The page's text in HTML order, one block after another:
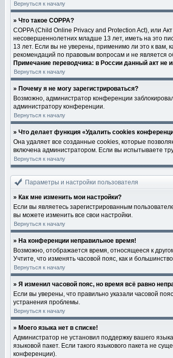
Вернуться к началу
» Что такое COPPA?
COPPA (Child Online Privacy and Protection Act), или
несовершеннолетних младше 13 лет, иметь на это
13 лет. Если вы не уверены, применимо ли это к вам,
рекомендаций по правовым вопросам и не является
Примечание переводчика: в России данный акт не
Вернуться к началу
» Почему я не могу зарегистрироваться?
Возможно, администратор конференции
администратору конференции.
Вернуться к началу
» Что делает функция «Удалить cookies
Она удаляет все созданные cookies, которые
включена администратором. Если вы испытываете
Вернуться к началу
Параметры и настройки пользователя
» Как мне изменить мои настройки?
Если вы являетесь зарегистрированным
вы можете изменить все свои настройки.
Вернуться к началу
» На конференции неправильное время!
Возможно, отображается время, относящееся к
Учтите, что изменять часовой пояс, как и
Вернуться к началу
» Я изменил часовой пояс, но время всё равно
Если вы уверены, что правильно указали часовой
устранения проблемы.
Вернуться к началу
» Моего языка нет в списке!
Администратор не установил поддержку вашего
языковой пакет. Если такого языкового пакета не
конференции).